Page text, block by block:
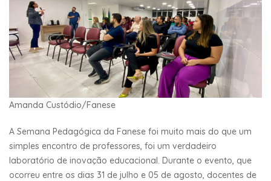
Amanda Custódio/Fanese
A Semana Pedagógica da Fanese foi muito mais do que um
simples encontro de professores, foi um verdadeiro
laboratório de inovação educacional. Durante o evento, que
ocorreu entre os dias 31 de julho e 05 de agosto, docentes de